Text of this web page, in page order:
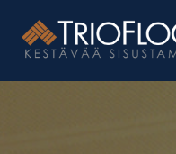
sisältöön